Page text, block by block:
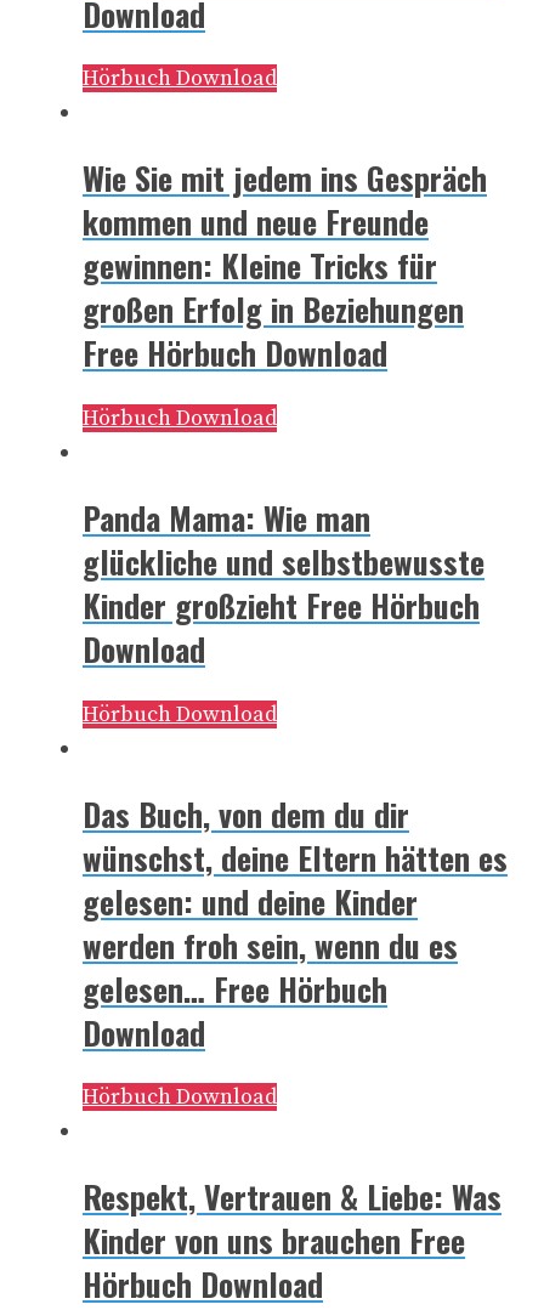
Download
Hörbuch Download
Wie Sie mit jedem ins Gespräch
kommen und neue Freunde
gewinnen: Kleine Tricks für
großen Erfolg in Beziehungen
Free Hörbuch Download
Hörbuch Download
Panda Mama: Wie man
glückliche und selbstbewusste
Kinder großzieht Free Hörbuch
Download
Hörbuch Download
Das Buch, von dem du dir
wünschst, deine Eltern hätten es
gelesen: und deine Kinder
werden froh sein, wenn du es
gelesen… Free Hörbuch
Download
Hörbuch Download
Respekt, Vertrauen & Liebe: Was
Kinder von uns brauchen Free
Hörbuch Download